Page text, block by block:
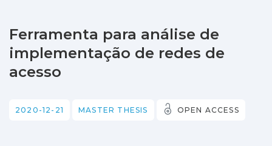
Statistics
Ferramenta para análise de
implementação de redes de
acesso
2020-12-21 MASTER THESIS OPEN ACCESS